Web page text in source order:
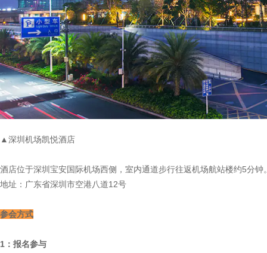
▲深圳机场凯悦酒店
酒店位于深圳宝安国际机场西侧，室内通道步行往返机场航站楼约5分钟
地址：广东省深圳市空港八道12号
参会方式
1：报名参与